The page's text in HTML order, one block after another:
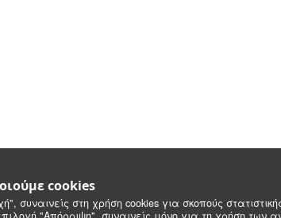
cookies
συναινείς στη χρήση cookies για σκοπούς